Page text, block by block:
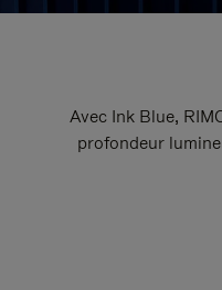
Avec Ink Blue,
profondeur